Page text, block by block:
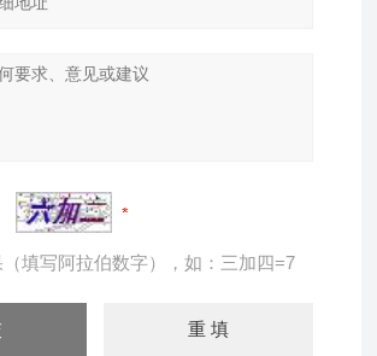
填写阿拉伯数字），如：三加四=7